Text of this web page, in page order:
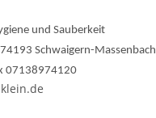
und Sauberkeit
Schwaigern-Massenbach
07138974120